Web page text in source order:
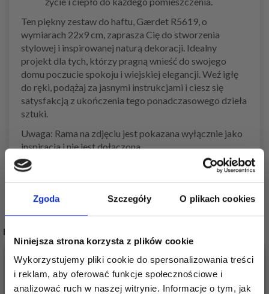
Zgoda Szczegóły O plikach cookies
Niniejsza strona korzysta z plików cookie
Wykorzystujemy pliki cookie do spersonalizowania treści
i reklam, aby oferować funkcje społecznościowe i
analizować ruch w naszej witrynie. Informacje o tym, jak
Ten piękny zestaw do haftu, Gærdet R5619, o
wymiarach 22x9 cm, zaprasza Cię do stworzenia
stylowej i inspirowanej naturą dekoracji. Idealny
projekt dla tych, którzy pragną wnieść do swojego
domu poczucie spokoju i wiejskiej elegancji. Weź igłę
do ręki, podążaj za jasnymi instrukcjami i ciesz się
satysfakcją z ukończenia tego ponadczasowego dzieła
sztuki.
Uwaga: Rama na zdjęciu jest pokazana wyłącznie jako
inspiracja i nie jest dołączona.
POPULARNE ALTERNATYWY
20%Promocja 20%Promocja